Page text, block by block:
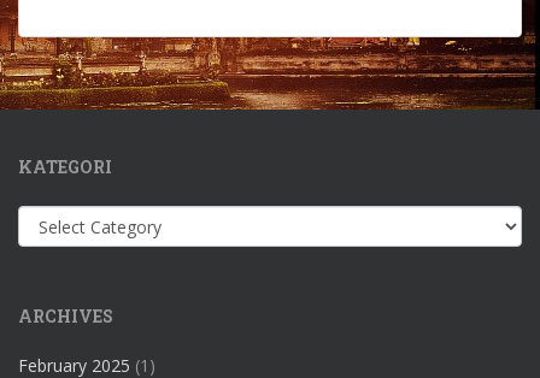
KATEGORI
Kategori
ARCHIVES
February 2025 (1)